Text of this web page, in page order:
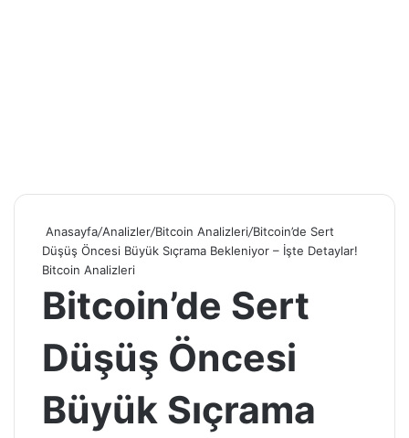
Anasayfa/Analizler/Bitcoin Analizleri/Bitcoin’de Sert
Düşüş Öncesi Büyük Sıçrama Bekleniyor – İşte Detaylar!
Bitcoin Analizleri
Bitcoin’de Sert
Düşüş Öncesi
Büyük Sıçrama